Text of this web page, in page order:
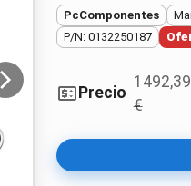
PcComponentes
P/N: 0132250187
Precio
1492,39
€